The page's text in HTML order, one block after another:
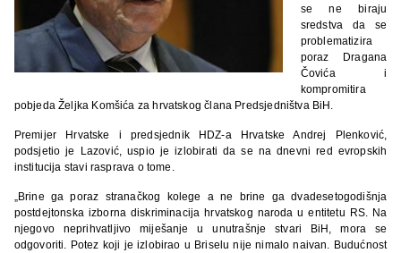
se ne biraju
sredstva da se
problematizira
poraz Dragana
Čovića i
kompromitira
pobjeda Željka Komšića za hrvatskog člana Predsjedništva BiH.
Premijer Hrvatske i predsjednik HDZ-a Hrvatske Andrej Plenković,
podsjetio je Lazović, uspio je izlobirati da se na dnevni red evropskih
institucija stavi rasprava o tome.
„Brine ga poraz stranačkog kolege a ne brine ga dvadesetogodišnja
postdejtonska izborna diskriminacija hrvatskog naroda u entitetu RS. Na
njegovo neprihvatljivo miješanje u unutrašnje stvari BiH, mora se
odgovoriti. Potez koji je izlobirao u Briselu nije nimalo naivan. Budućnost